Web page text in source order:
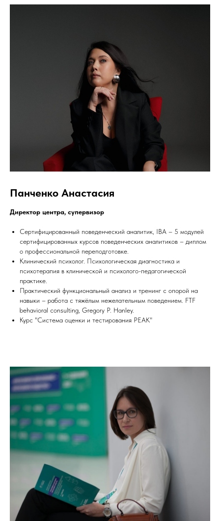
Панченко Анастасия
Директор центра, супервизор
Сертифицированный поведенческий аналитик, IBA – 5 модулей
сертифицированных курсов поведенческих аналитиков – диплом
о профессиональной переподготовке.
Клинический психолог. Психологическая диагностика и
психотерапия в клинической и психолого-педагогической
практике.
Практический функциональный анализ и тренинг с опорой на
навыки – работа с тяжёлым нежелательным поведением. FTF
behavioral consulting, Gregory P. Hanley.
Курс "Система оценки и тестирования PEAK"